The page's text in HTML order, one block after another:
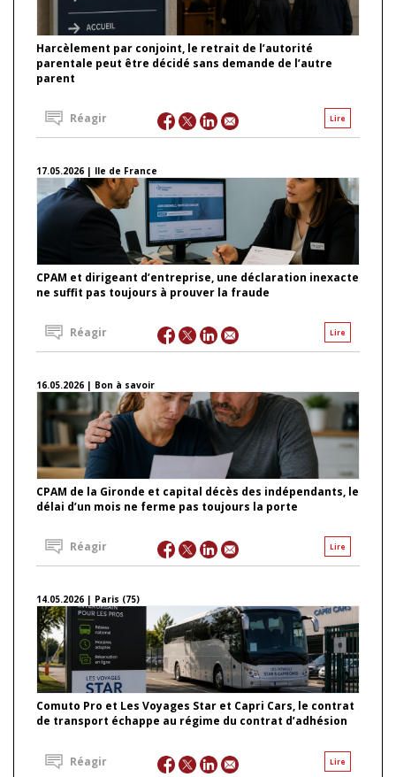
Harcèlement par conjoint, le retrait de l’autorité
parentale peut être décidé sans demande de l’autre
parent
Lire
Réagir
17.05.2026 | Ile de France
CPAM et dirigeant d’entreprise, une déclaration inexacte
ne suffit pas toujours à prouver la fraude
Lire
Réagir
16.05.2026 | Bon à savoir
CPAM de la Gironde et capital décès des indépendants, le
délai d’un mois ne ferme pas toujours la porte
Lire
Réagir
14.05.2026 | Paris (75)
Comuto Pro et Les Voyages Star et Capri Cars, le contrat
de transport échappe au régime du contrat d’adhésion
Lire
Réagir